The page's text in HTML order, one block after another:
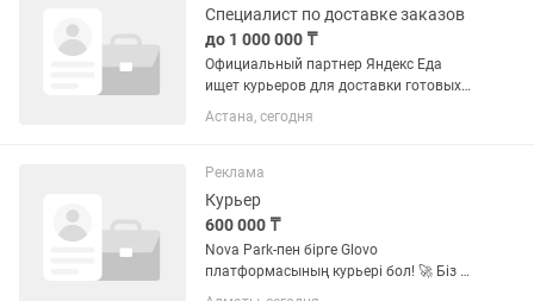
Специалист по доставке заказов
до 1 000 000 ₸
Официальный партнер Яндекс Еда
ищет курьеров для доставки готовых
заказов Приглашаем к сотрудничеству
пеших курьеров, вело- и
как для полной занятости, так и для...
Астана, сегодня
Реклама
Курьер
600 000 ₸
Nova Park-пен бірге Glovo
платформасының курьері бол! 🚀 Біз –
Glovo-ның ресми серіктесіміз және сізге